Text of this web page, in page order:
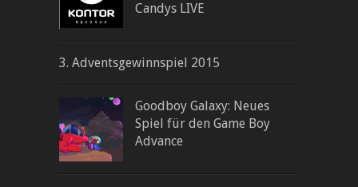
Candys LIVE
3. Adventsgewinnspiel 2015
Goodboy Galaxy: Neues
Spiel für den Game Boy
Advance